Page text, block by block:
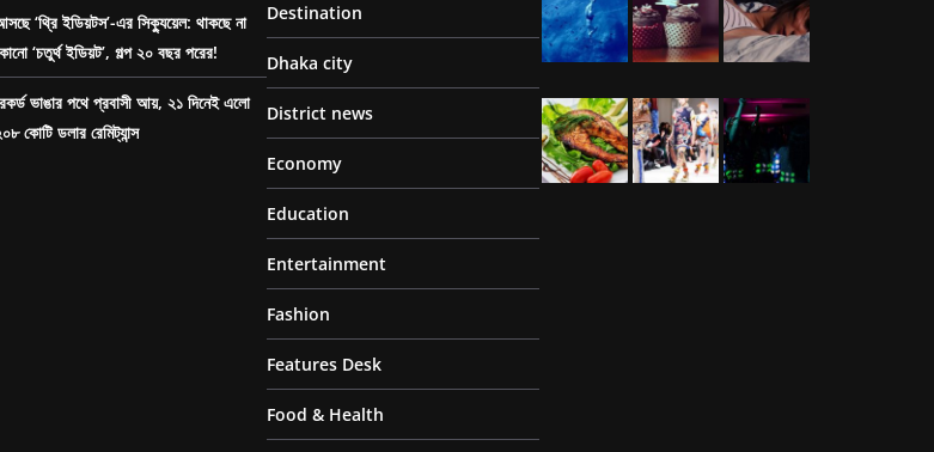
‘থ্রি ইডিয়টস’-এর সিক্যুয়েল: থাকছে না
‘চতুর্থ ইডিয়ট’, গল্প ২০ বছর পরের!
ভাঙার পথে প্রবাসী আয়, ২১ দিনেই এলো
কোটি ডলার রেমিট্যান্স
Destination
Dhaka city
District news
Economy
Education
Entertainment
Fashion
Features Desk
Food & Health